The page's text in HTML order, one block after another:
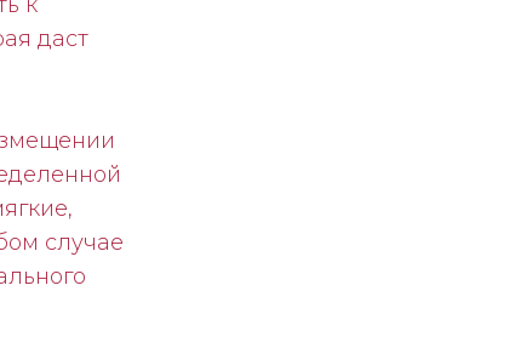
даст
случае